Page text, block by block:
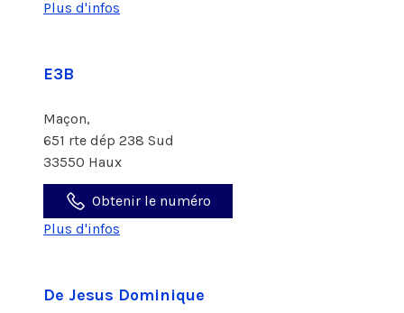
Plus d'infos
E3B
Maçon,
651 rte dép 238 Sud
33550 Haux
Obtenir le numéro
Plus d'infos
De Jesus Dominique